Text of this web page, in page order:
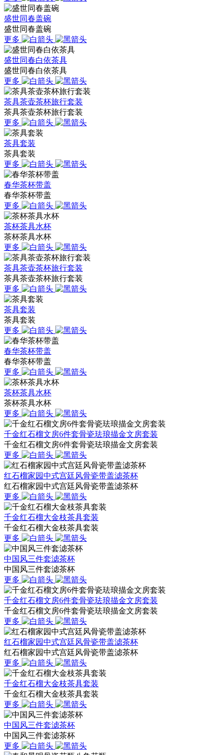
盛世同春盖碗
盛世同春盖碗
更多
盛世同春白依茶具
盛世同春白依茶具
更多
茶具茶壶茶杯旅行套装
茶具茶壶茶杯旅行套装
更多
茶具套装
茶具套装
更多
春华茶杯带盖
春华茶杯带盖
更多
茶杯茶具水杯
茶杯茶具水杯
更多
茶具茶壶茶杯旅行套装
茶具茶壶茶杯旅行套装
更多
茶具套装
茶具套装
更多
春华茶杯带盖
春华茶杯带盖
更多
茶杯茶具水杯
茶杯茶具水杯
更多
千金红石榴文房6件套骨瓷珐琅描金文房套装
千金红石榴文房6件套骨瓷珐琅描金文房套装
更多
红石榴家园中式宫廷风骨瓷带盖滤茶杯
红石榴家园中式宫廷风骨瓷带盖滤茶杯
更多
千金红石榴大金枝茶具套装
千金红石榴大金枝茶具套装
更多
中国风三件套滤茶杯
中国风三件套滤茶杯
更多
千金红石榴文房6件套骨瓷珐琅描金文房套装
千金红石榴文房6件套骨瓷珐琅描金文房套装
更多
红石榴家园中式宫廷风骨瓷带盖滤茶杯
红石榴家园中式宫廷风骨瓷带盖滤茶杯
更多
千金红石榴大金枝茶具套装
千金红石榴大金枝茶具套装
更多
中国风三件套滤茶杯
中国风三件套滤茶杯
更多